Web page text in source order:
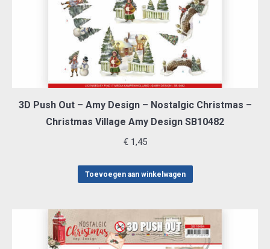
3D Push Out – Amy Design – Nostalgic Christmas –
Christmas Village Amy Design SB10482
€1,45
Toevoegen aan winkelwagen